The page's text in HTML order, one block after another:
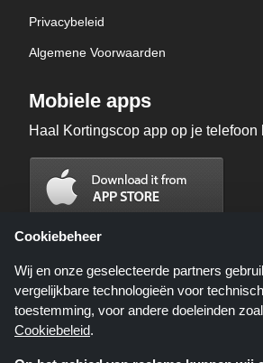
Privacybeleid
Algemene Voorwaarden
Mobiele apps
Haal Kortingscop app op je telefoon
Cookiebeheer
Wij en onze geselecteerde partners
vergelijkbare technologieën voor
toestemming, voor andere doeleinden
Cookiebeleid.